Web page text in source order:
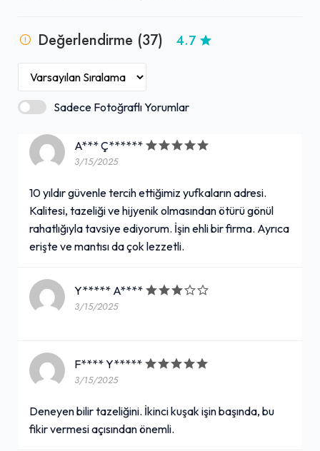
Değerlendirme (37) 4.7
Sadece Fotoğraflı Yorumlar
A*** Ç******
3/15/2025
10 yıldır güvenle tercih ettiğimiz yufkaların adresi.
Kalitesi, tazeliği ve hijyenik olmasından ötürü gönül
rahatlığıyla tavsiye ediyorum. İşin ehli bir firma. Ayrıca
erişte ve mantısı da çok lezzetli.
Y***** A****
3/15/2025
F**** Y*****
3/15/2025
Deneyen bilir tazeliğini. İkinci kuşak işin başında, bu
fikir vermesi açısından önemli.